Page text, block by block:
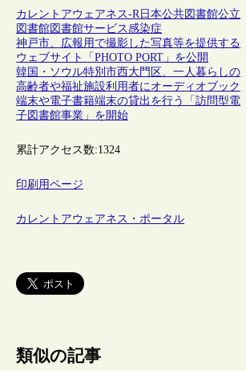
カレントアウェアネス-R 日本公共図書館公立
図書館図書館サービス感染症
神戸市、広報用で撮影した写真等を提供する
ウェブサイト「PHOTO PORT」を公開
韓国・ソウル特別市西大門区、一人暮らしの
高齢者や福祉施設利用者にオーディオブック
端末や電子書籍端末の貸出を行う「訪問型電
子図書館事業」を開始
累計アクセス数:1324
印刷用ページ
カレントアウェアネス・ポータル
類似の記事